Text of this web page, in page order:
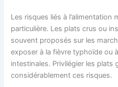
Les risques liés à
particulière. Les plats crus ou
souvent proposés sur les
exposer à la fièvre typhoïde ou
intestinales. Privilégier les plats
considérablement ces risques.